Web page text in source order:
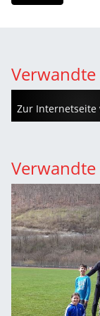
Verwandte